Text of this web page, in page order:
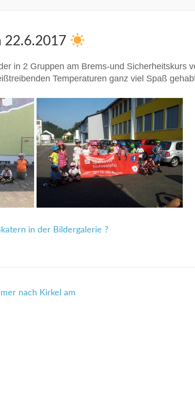
22.6.2017
in 2 Gruppen am Brems-und Sicherheitskurs
Temperaturen ganz viel Spaß
in der Bildergalerie ?
nach Kirkel am